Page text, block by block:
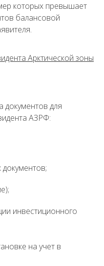
которых превышает
балансовой
Арктической зоны
для
АЗРФ:
инвестиционного
на учет в